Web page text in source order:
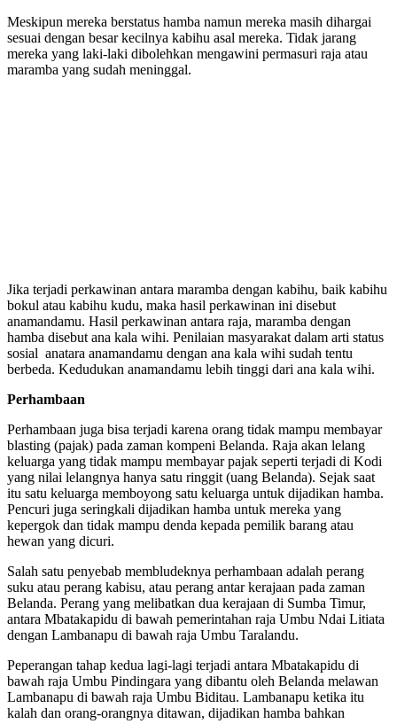
Meskipun mereka berstatus hamba namun mereka masih dihargai
sesuai dengan besar kecilnya kabihu asal mereka. Tidak jarang
mereka yang laki-laki dibolehkan mengawini permasuri raja atau
maramba yang sudah meninggal.
Jika terjadi perkawinan antara maramba dengan kabihu, baik kabihu
bokul atau kabihu kudu, maka hasil perkawinan ini disebut
anamandamu. Hasil perkawinan antara raja, maramba dengan
hamba disebut ana kala wihi. Penilaian masyarakat dalam arti status
sosial anatara anamandamu dengan ana kala wihi sudah tentu
berbeda. Kedudukan anamandamu lebih tinggi dari ana kala wihi.
Perhambaan
Perhambaan juga bisa terjadi karena orang tidak mampu membayar
blasting (pajak) pada zaman kompeni Belanda. Raja akan lelang
keluarga yang tidak mampu membayar pajak seperti terjadi di Kodi
yang nilai lelangnya hanya satu ringgit (uang Belanda). Sejak saat
itu satu keluarga memboyong satu keluarga untuk dijadikan hamba.
Pencuri juga seringkali dijadikan hamba untuk mereka yang
kepergok dan tidak mampu denda kepada pemilik barang atau
hewan yang dicuri.
Salah satu penyebab membludeknya perhambaan adalah perang
suku atau perang kabisu, atau perang antar kerajaan pada zaman
Belanda. Perang yang melibatkan dua kerajaan di Sumba Timur,
antara Mbatakapidu di bawah pemerintahan raja Umbu Ndai Litiata
dengan Lambanapu di bawah raja Umbu Taralandu.
Peperangan tahap kedua lagi-lagi terjadi antara Mbatakapidu di
bawah raja Umbu Pindingara yang dibantu oleh Belanda melawan
Lambanapu di bawah raja Umbu Biditau. Lambanapu ketika itu
kalah dan orang-orangnya ditawan, dijadikan hamba bahkan